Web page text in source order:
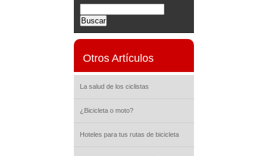
Otros Artículos
La salud de los ciclistas
¿Bicicleta o moto?
Hoteles para tus rutas de bicicleta